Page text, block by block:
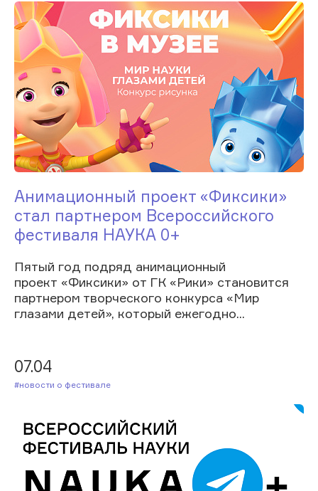
Анимационный проект «Фиксики»
стал партнером Всероссийского
фестиваля НАУКА 0+
Пятый год подряд анимационный
проект «Фиксики» от ГК «Рики» становится
партнером творческого конкурса «Мир
глазами детей», который ежегодно...
07.04
#Новости о фестивале